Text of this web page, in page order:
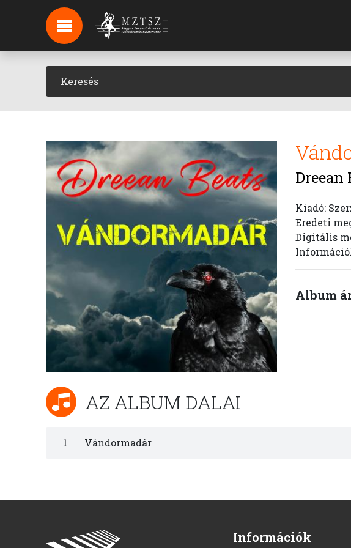
HÍREK
HÍRLEVÉL FELIRATKOZÁS
PODCAST
Dreean
Kiadó:
Eredeti
Digitális
Album
AZ ALBUM DALAI
1 Vándormadár
Információk